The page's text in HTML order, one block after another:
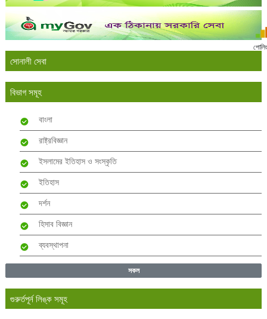
সোনালী সেবা
বিভাগ সমূহ
বাংলা
রাষ্ট্রবিজ্ঞান
ইসলামের ইতিহাস ও সংস্কৃতি
ইতিহাস
দর্শন
হিসাব বিজ্ঞান
ব্যবস্থাপনা
সকল
গুরুর্তপূর্ন লিঙ্ক সমূহ
পোলিং